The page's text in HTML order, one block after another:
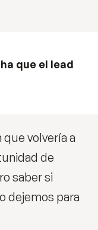
que el lead
volvería a
de
saber si
dejemos para